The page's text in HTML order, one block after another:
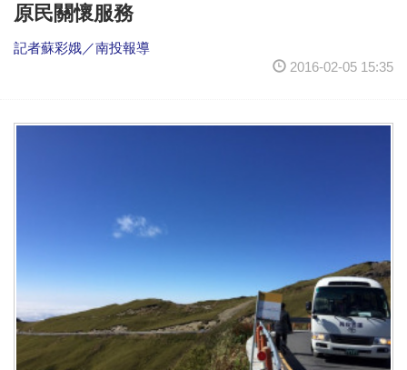
原民關懷服務
記者蘇彩娥／南投報導
2016-02-05 15:35